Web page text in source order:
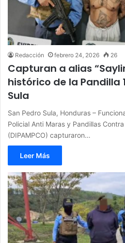
Redacción febrero 24, 2026 26
Capturan a alias
histórico de la Pandilla
Sula
San Pedro Sula, Honduras –
Policial Anti Maras y Pandillas
(DIPAMPCO) capturaron…
Leer Más